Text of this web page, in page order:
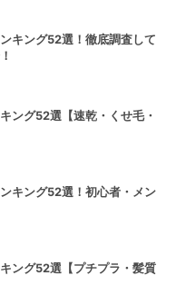
キング52選！徹底調査して
ング52選【速乾・くせ毛・
キング52選！初心者・メン
ング52選【プチプラ・髪質